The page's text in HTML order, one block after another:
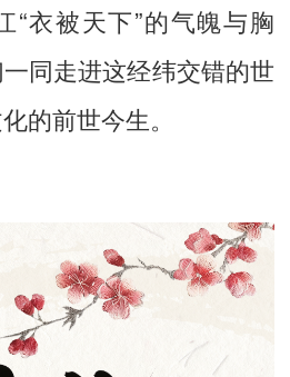
“衣被天下”的气魄与胸
同走进这经纬交错的世
的前世今生。